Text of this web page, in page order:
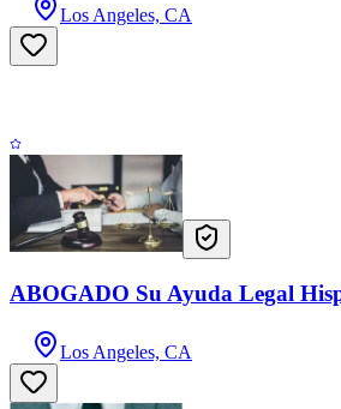
Los Angeles, CA
ABOGADO Su Ayuda Legal
Los Angeles, CA